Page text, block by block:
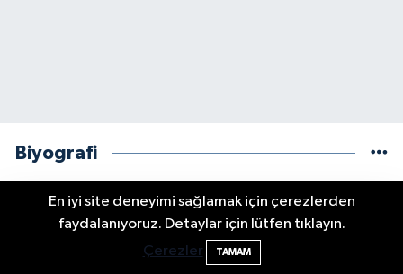
Biyografi
En iyi site deneyimi sağlamak için çerezlerden
faydalanıyoruz. Detaylar için lütfen tıklayın.
Çerezler
TAMAM
Bartın TSO'da Ortak Gündem: Ekonomi
ve Sektörel Sorunlar